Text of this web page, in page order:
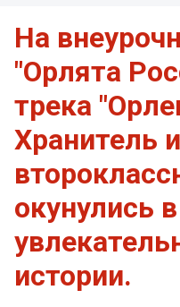
На
"Орлята
трека
Хранитель
окунулись в
истории.